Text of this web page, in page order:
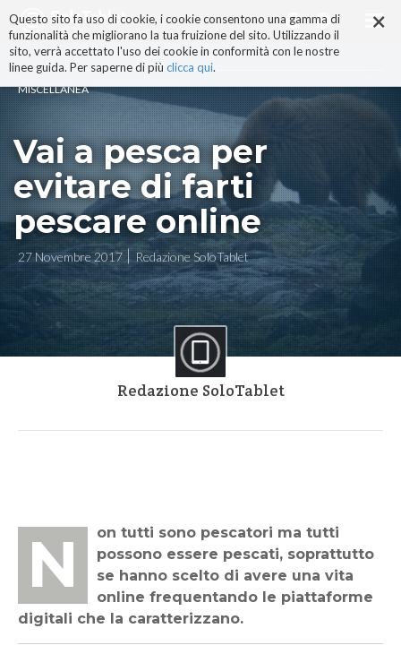
×
Questo sito fa uso di cookie, i cookie consentono una gamma di
funzionalità che migliorano la tua fruizione del sito. Utilizzando il
sito, verrà accettato l'uso dei cookie in conformità con le nostre
linee guida. Per saperne di più clicca qui.
ai
contenuti.
|
alla
navigazione
MISCELLANEA
Vai a pesca per
evitare di farti
pescare online
27 Novembre 2017 Redazione SoloTablet
Redazione SoloTablet
Non tutti sono pescatori ma tutti
possono essere pescati, soprattutto
se hanno scelto di avere una vita
online frequentando le piattaforme
digitali che la caratterizzano.